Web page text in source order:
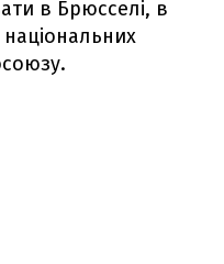
в Брюсселі, в